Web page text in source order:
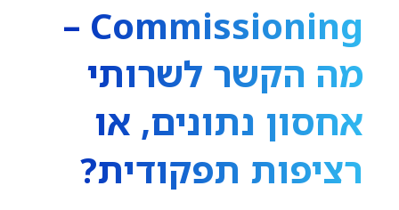
Commissioning –
מה הקשר לשרותי
אחסון נתונים, או
רציפות תפקודית?